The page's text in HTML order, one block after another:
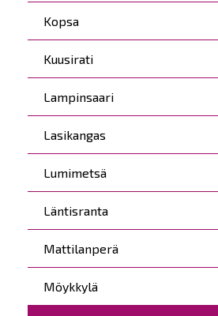
Kopsa
Kuusirati
Lampinsaari
Lasikangas
Lumimetsä
Läntisranta
Mattilanperä
Möykkylä